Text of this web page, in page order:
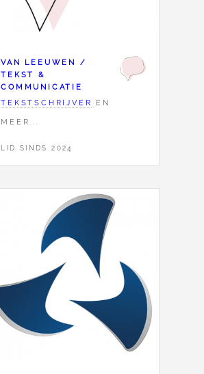
VAN LEEUWEN /
TEKST &
COMMUNICATIE
TEKSTSCHRIJVER
EN
MEER...
LID SINDS 2024